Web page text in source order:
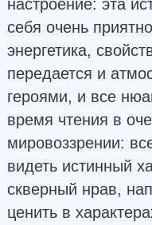
настроение: эта
себя очень
энергетика,
передается и
героями, и все
время чтения в
мировоззрении:
видеть истинный
скверный нрав,
ценить в